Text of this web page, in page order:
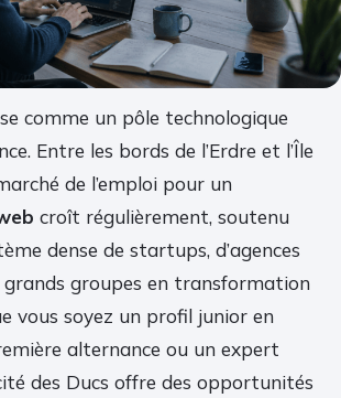
comme un pôle technologique
Entre les bords de l’Erdre et l’Île
de l’emploi pour un
croît régulièrement, soutenu
dense de startups, d’agences
groupes en transformation
vous soyez un profil junior en
alternance ou un expert
des Ducs offre des opportunités